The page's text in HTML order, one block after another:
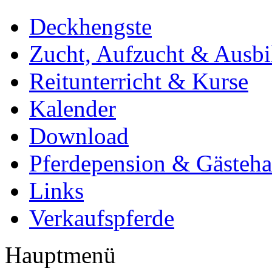
Deckhengste
Zucht, Aufzucht &
Reitunterricht & Kurse
Kalender
Download
Pferdepension &
Links
Verkaufspferde
Hauptmenü